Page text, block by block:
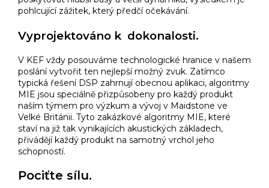
pohlcující zážitek, který předčí očekávání.
Vyprojektováno k dokonalosti.
V KEF vždy posouváme technologické hranice v našem
poslání vytvořit ten nejlepší možný zvuk. Zatímco
typická řešení DSP zahrnují obecnou aplikaci, algoritmy
MIE jsou speciálně přizpůsobeny pro každý produkt
naším týmem pro výzkum a vývoj v Maidstone ve
Velké Británii. Tyto zakázkové algoritmy MIE, které
staví na již tak vynikajících akustických základech,
přivádějí každý produkt na samotný vrchol jeho
schopností.​
Pociťte sílu.